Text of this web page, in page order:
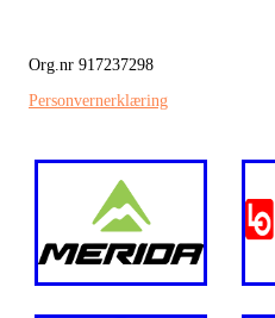
Org.nr 917237298
Personvernerklæring